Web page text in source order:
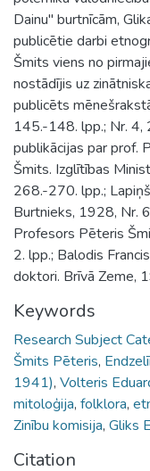
Dainu" burtnīcām,
publicētie darbi
Šmits viens no
nostādījis uz
publicēts
145.-148. lpp.; Nr.
publikācijas par prof.
Šmits. Izglītības
268.-270. lpp.;
Burtnieks, 1928, Nr.
Profesors Pēteris
2. lpp.; Balodis
doktori. Brīvā Zeme,
Keywords
Research Subject
Šmits Pēteris,
1941), Volteris
mitoloģija, folklora,
Zinību komisija, Gliks
Citation